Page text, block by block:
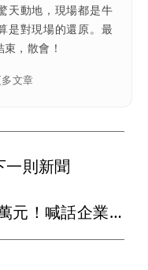
天動地，現場都是牛
是對現場的還原。最
，散會！
文章
一則新聞
賴清德預告最低工資將破3萬元！喊話企業替員工加薪